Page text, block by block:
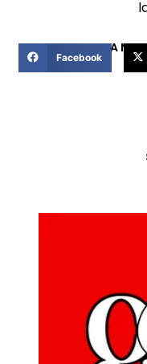
COMPARTIR ESTA
Facebook